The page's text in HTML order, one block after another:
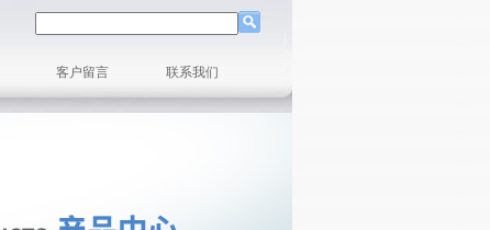
客户留言 联系我们